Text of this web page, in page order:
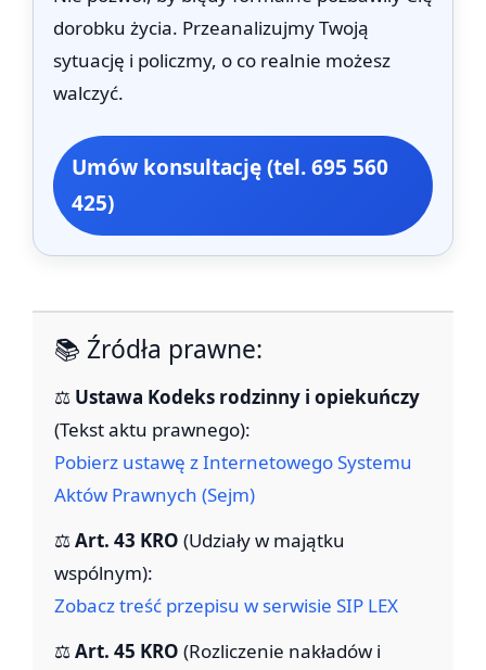
dorobku życia. Przeanalizujmy Twoją
sytuację i policzmy, o co realnie możesz
walczyć.
Umów konsultację (tel. 695 560
425)
📚 Źródła prawne:
⚖️ Ustawa Kodeks rodzinny i opiekuńczy
(Tekst aktu prawnego):
Pobierz ustawę z Internetowego Systemu
Aktów Prawnych (Sejm)
⚖️Art. 43 KRO (Udziały w majątku
wspólnym):
Zobacz treść przepisu w serwisie SIP LEX
⚖️Art. 45 KRO (Rozliczenie nakładów i